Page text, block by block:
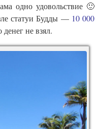
одно удовольствие 🙂
статуи Будды — 10 000
не взял.